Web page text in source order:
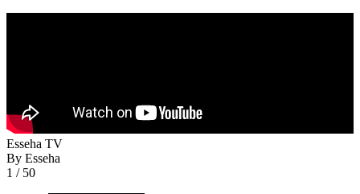
Esseha TV
By Esseha
1 / 50